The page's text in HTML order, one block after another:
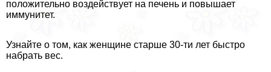
положительно воздействует на печень и повышает
иммунитет.
Узнайте о том, как женщине старше 30-ти лет быстро
набрать вес.